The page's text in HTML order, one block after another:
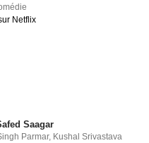
Netflix
Saagar
Parmar, Kushal Srivastava